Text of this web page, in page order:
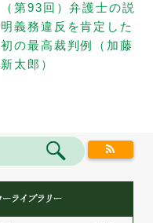
（第93回）弁護士の説
明義務違反を肯定した
初の最高裁判例（加藤
新太郎）